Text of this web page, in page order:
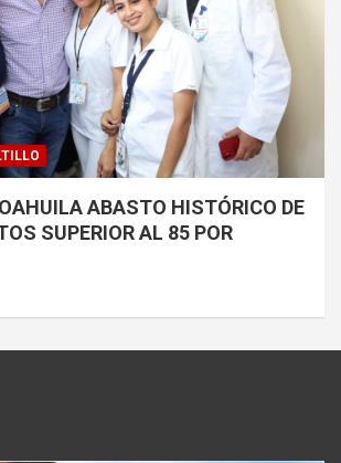
ABASTO HISTÓRICO DE
SUPERIOR AL 85 POR